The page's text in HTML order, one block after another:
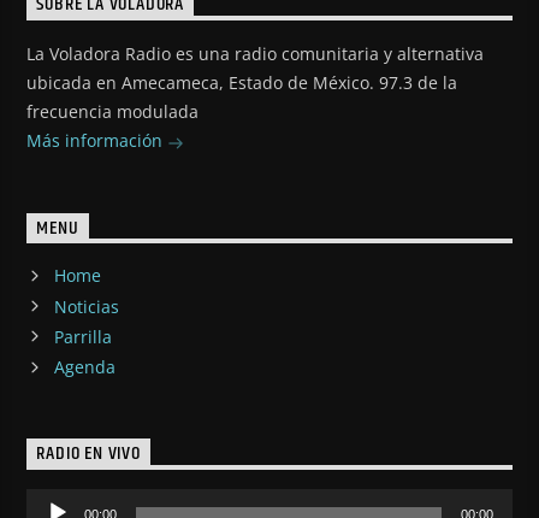
La Voladora Radio es una radio comunitaria y alternativa
ubicada en Amecameca, Estado de México. 97.3 de la
frecuencia modulada
Más información
MENU
Home
Noticias
Parrilla
Agenda
RADIO EN VIVO
Reproductor
00:00 00:00